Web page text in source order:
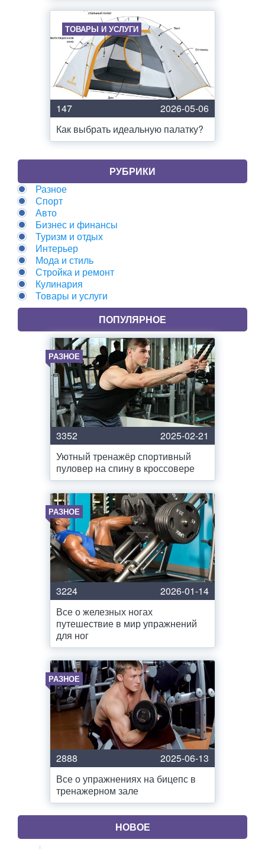
ТОВАРЫ И УСЛУГИ
147
2026-05-06
Как выбрать идеальную палатку?
РУБРИКИ
Разное
Спорт
Авто
Бизнес и финансы
Туризм и отдых
Интерьер
Мода и стиль
Стройка и ремонт
Кулинария
Товары и услуги
ПОПУЛЯРНОЕ
РАЗНОЕ
3352
2025-02-21
Уютный тренажёр спортивный
пуловер на спину в кроссовере
РАЗНОЕ
3224
2026-01-14
Все о железных ногах
путешествие в мир упражнений
для ног
РАЗНОЕ
2888
2025-06-13
Все о упражнениях на бицепс в
тренажерном зале
НОВОЕ